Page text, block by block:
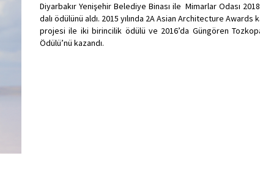
Diyarbakır Yenişehir Belediye Binası ile Mimarlar Odası
dalı ödülünü aldı. 2015 yılında 2A Asian Architecture
projesi ile iki birincilik ödülü ve 2016’da Güngören
Ödülü’nü kazandı.